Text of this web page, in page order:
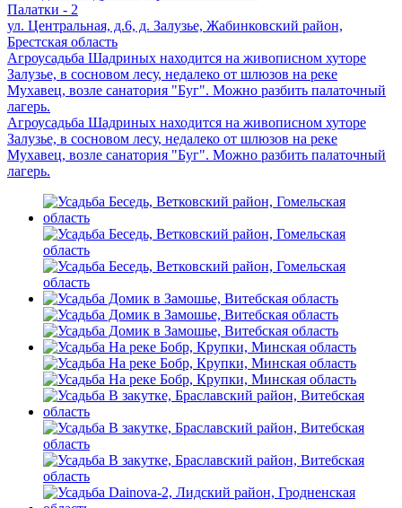
Палатки - 2
ул. Центральная, д.6, д. Залузье, Жабинковский район,
Брестская область
Агроусадьба Шадриных находится на живописном хуторе
Залузье, в сосновом лесу, недалеко от шлюзов на реке
Мухавец, возле санатория "Буг". Можно разбить палаточный
лагерь.
Агроусадьба Шадриных находится на живописном хуторе
Залузье, в сосновом лесу, недалеко от шлюзов на реке
Мухавец, возле санатория "Буг". Можно разбить палаточный
лагерь.